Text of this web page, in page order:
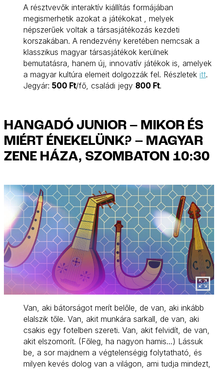
A résztvevők interaktív kiállítás formájában
megismerhetik azokat a játékokat , melyek
népszerűek voltak a társasjátékozás kezdeti
korszakában. A rendezvény keretében nemcsak a
klasszikus magyar társasjátékok kerülnek
bemutatásra, hanem új, innovatív játékok is, amelyek
a magyar kultúra elemeit dolgozzák fel. Részletek itt.
Jegyár: 500 Ft/fő, családi jegy 800 Ft.
HANGADÓ JUNIOR – MIKOR ÉS
MIÉRT ÉNEKELÜNK? – MAGYAR
ZENE HÁZA, SZOMBATON 10:30
Van, aki bátorságot merít belőle, de van, aki inkább
elalszik tőle. Van, akit munkára sarkall, de van, aki
csakis egy fotelben szereti. Van, akit felvidít, de van,
akit elszomorít. (Főleg, ha nagyon hamis…) Lássuk
be, a sor majdnem a végtelenségig folytatható, és
milyen kevés dolog van a világon, ami tudja mindezt,